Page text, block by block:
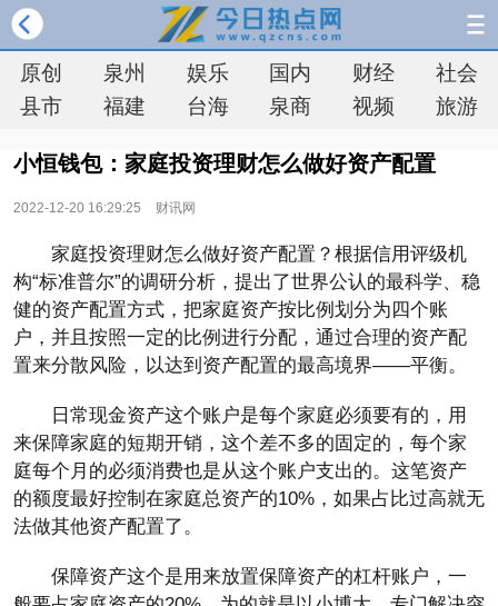
原创 泉州 娱乐 国内 财经
社会
县市
福建 台海 泉商 视频 旅游
小恒钱包：家庭投资理财怎么做好资产配置
2022-12-20 16:29:25 财讯网
家庭投资理财怎么做好资产配置？根据信用评级机
构“标准普尔”的调研分析，提出了世界公认的最科学、稳
健的资产配置方式，把家庭资产按比例划分为四个账
户，并且按照一定的比例进行分配，通过合理的资产配
置来分散风险，以达到资产配置的最高境界——平衡。
日常现金资产这个账户是每个家庭必须要有的，用
来保障家庭的短期开销，这个差不多的固定的，每个家
庭每个月的必须消费也是从这个账户支出的。这笔资产
的额度最好控制在家庭总资产的10%，如果占比过高就无
法做其他资产配置了。
保障资产这个是用来放置保障资产的杠杆账户，一